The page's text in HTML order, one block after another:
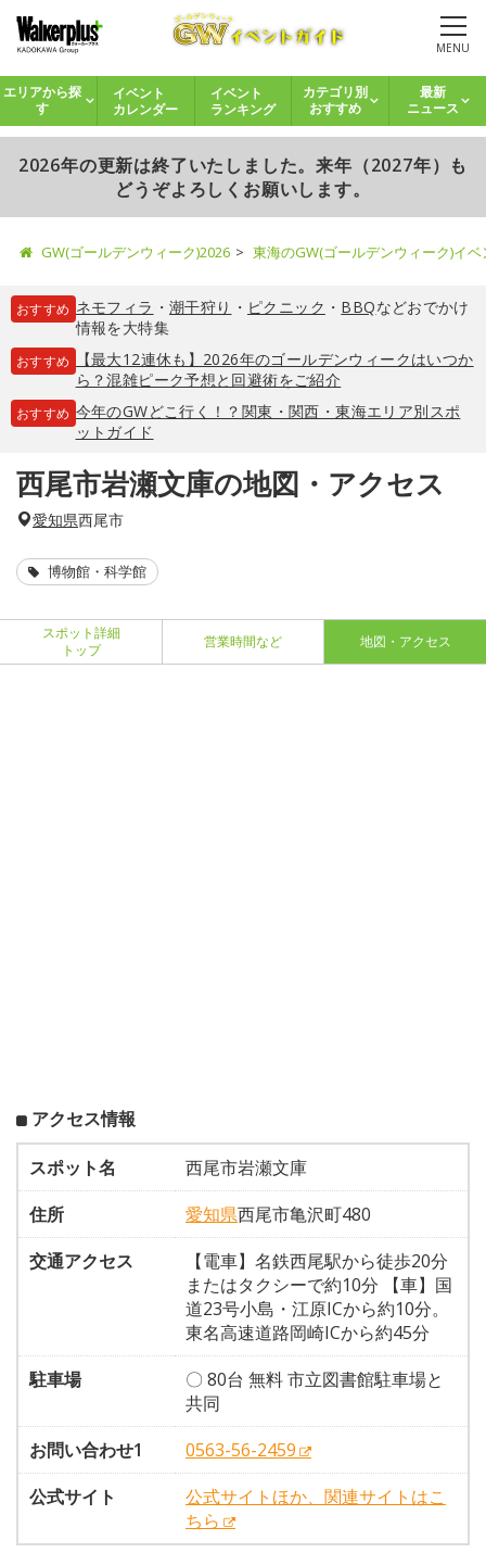
MENU
エリアから探
す
イベント
カレンダー
イベント
ランキング
カテゴリ別
おすすめ
最新
ニュース
2026年の更新は終了いたしました。来年（2027年）も
どうぞよろしくお願いします。
GW(ゴールデンウィーク)2026 東海のGW(ゴールデンウィーク)イ
おすすめ ネモフィラ ・ 潮干狩り ・ ピクニック ・ BBQなどおでかけ
情報を大特集
おすすめ
【最大12連休も】2026年のゴールデンウィークはいつか
ら？混雑ピーク予想と回避術をご紹介
おすすめ 今年のGWどこ行く！？関東・関西・東海エリア別スポ
ットガイド
西尾市岩瀬文庫の地図・アクセス
愛知県西尾市
博物館・科学館
スポット詳細
トップ
営業時間など 地図・アクセス
アクセス情報
スポット名
西尾市岩瀬文庫
住所
愛知県西尾市亀沢町480
交通アクセス
【電車】名鉄西尾駅から徒歩20分
またはタクシーで約10分 【車】国
道23号小島・江原ICから約10分。
東名高速道路岡崎ICから約45分
駐車場
〇 80台 無料 市立図書館駐車場と
共同
お問い合わせ1
0563-56-2459
公式サイト
公式サイトほか、関連サイトはこ
ちら